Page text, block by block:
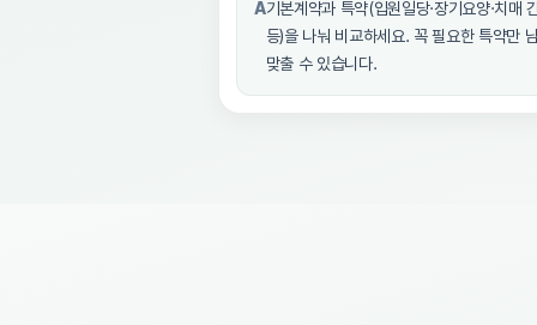
A기본계약과 특약(입원일당·장기요양·치매
등)을 나눠 비교하세요. 꼭 필요한 특약만
맞출 수 있습니다.